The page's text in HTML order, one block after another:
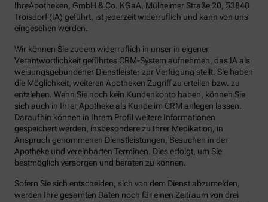
IhreApotheken, GmbH & Co. KGaA, Mülheimer Straße 20, 53840
Troisdorf (IA) geführt, ist jederzeit widerruflich und kann von uns
eingesehen werden.
Wir können Sie zudem widerruflich in unser in eigener
Verantwortlichkeit geführtes CRM-System aufnehmen, das IA als
weisungsgebundener Dienstleister zur Verfügung stellt. Sie haben
die Möglichkeit, weiteren Apotheken Zugriff zu erteilen bzw. zu
entziehen. Wenn Sie noch kein Kundenkonto haben, können Sie
sich auch in Ihrer Apotheke als Kunde im CRM anlegen lassen.
Daraufhin können in Ihrem Profil weitere Informationen
gespeichert werden, insbesondere zu Ihrer Medikation, in
Anspruch genommenen Dienstleistungen, Besuchen in der
Apotheke und vereinbarten Terminen. Dies erfolgt, um Sie
bestmöglich versorgen und beraten zu können.
Sofern Sie sich entscheiden, sich von dem Dienst abzumelden,
werden Ihre gesamten Daten noch für einen Zeitraum von drei